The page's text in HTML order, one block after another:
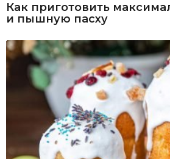
Как приготовить
и пышную пасху